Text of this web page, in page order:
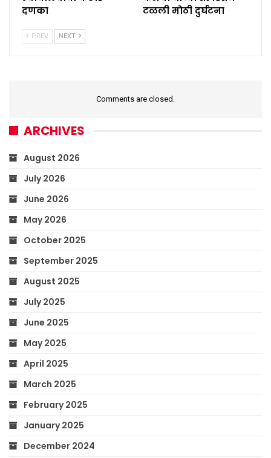
दणका
टळली मोठी दुर्घटना
PREV NEXT
Comments are closed.
ARCHIVES
August 2026
July 2026
June 2026
May 2026
October 2025
September 2025
August 2025
July 2025
June 2025
May 2025
April 2025
March 2025
February 2025
January 2025
December 2024